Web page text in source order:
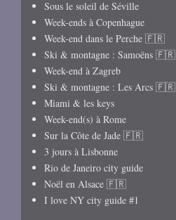
Sous le soleil de Séville
Week-ends à Copenhague
Week-end dans le Perche 🇫🇷
Ski & montagne : Samoëns 🇫🇷
Week-end à Zagreb
Ski & montagne : Les Arcs 🇫🇷
Miami & les keys
Week-end(s) à Rome
Sur la Côte de Jade 🇫🇷
3 jours à Lisbonne
Rio de Janeiro city guide
Noël en Alsace 🇫🇷
I love NY city guide #1